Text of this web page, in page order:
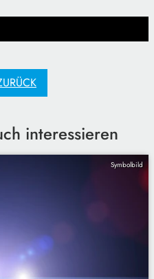
interessieren
Symbolbild